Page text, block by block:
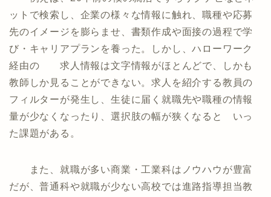
ットで検索し、企業の様々な情報に触れ、職種や応募
先のイメージを膨らませ、書類作成や面接の過程で学
び・キャリアプランを養った。しかし、ハローワーク
経由の 求人情報は文字情報がほとんどで、しかも
教師しか見ることができない。求人を紹介する教員の
フィルターが発生し、生徒に届く就職先や職種の情報
量が少なくなったり、選択肢の幅が狭くなると いっ
た課題がある。
また、就職が多い商業・工業科はノウハウが豊富
だが、普通科や就職が少ない高校では進路指導担当教